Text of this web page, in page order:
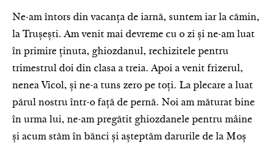
Ne-am întors din vacanța de iarnă, suntem iar la cămin,
la Trușești. Am venit mai devreme cu o zi și ne-am luat
în primire ținuta, ghiozdanul, rechizitele pentru
trimestrul doi din clasa a treia. Apoi a venit frizerul,
nenea Vicol, și ne-a tuns zero pe toți. La plecare a luat
părul nostru într-o față de pernă. Noi am măturat bine
în urma lui, ne-am pregătit ghiozdanele pentru mâine
și acum stăm în bănci și așteptăm darurile de la Moș